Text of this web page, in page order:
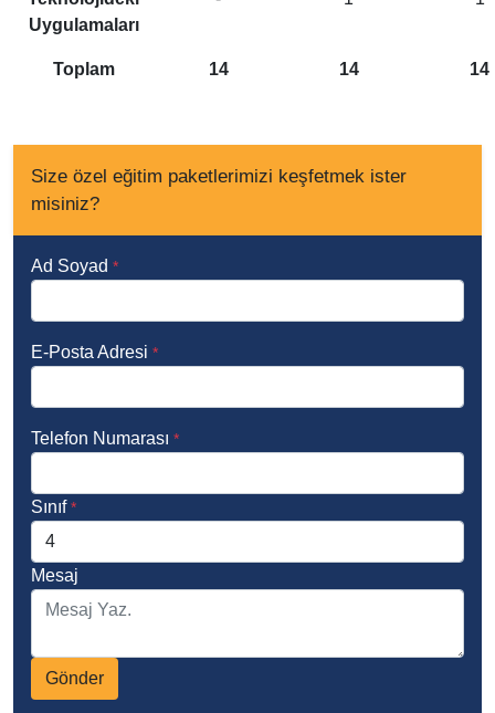
Uygulamaları
Toplam 14 14 14
Size özel eğitim paketlerimizi keşfetmek ister
misiniz?
Ad Soyad *
E-Posta Adresi *
Telefon Numarası *
Sınıf*
Mesaj
Gönder